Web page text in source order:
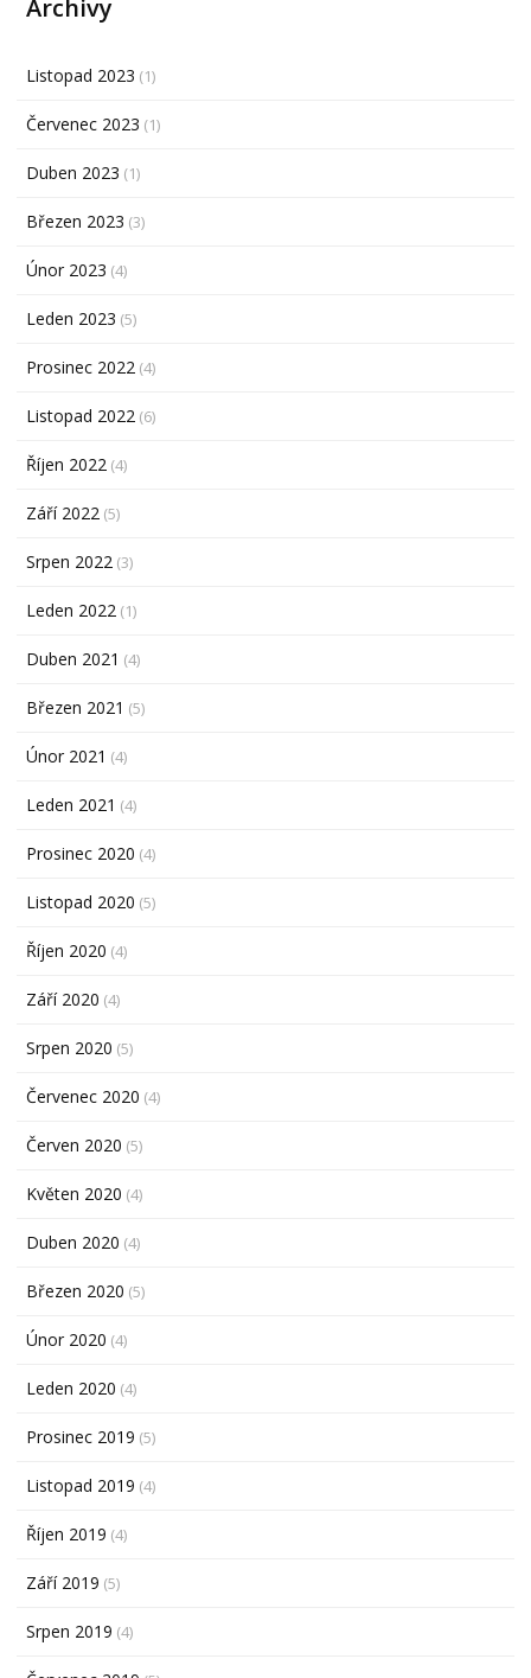
Archivy
Listopad 2023 (1)
Červenec 2023 (1)
Duben 2023 (1)
Březen 2023 (3)
Únor 2023 (4)
Leden 2023 (5)
Prosinec 2022 (4)
Listopad 2022 (6)
Říjen 2022 (4)
Září 2022 (5)
Srpen 2022 (3)
Leden 2022 (1)
Duben 2021 (4)
Březen 2021 (5)
Únor 2021 (4)
Leden 2021 (4)
Prosinec 2020 (4)
Listopad 2020 (5)
Říjen 2020 (4)
Září 2020 (4)
Srpen 2020 (5)
Červenec 2020 (4)
Červen 2020 (5)
Květen 2020 (4)
Duben 2020 (4)
Březen 2020 (5)
Únor 2020 (4)
Leden 2020 (4)
Prosinec 2019 (5)
Listopad 2019 (4)
Říjen 2019 (4)
Září 2019 (5)
Srpen 2019 (4)